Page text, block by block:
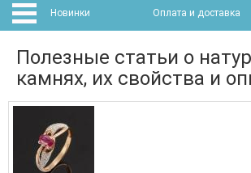
Новинки Оплата и доставка
Полезные статьи о
камнях, их свойства и